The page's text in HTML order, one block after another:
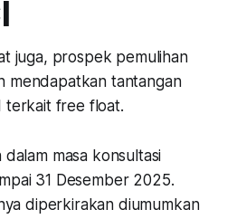
juga, prospek pemulihan
mendapatkan tantangan
terkait free float.
dalam masa konsultasi
31 Desember 2025.
diperkirakan diumumkan